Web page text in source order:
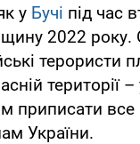
у Бучі під час
2022 року.
терористи
території –
приписати все
України.